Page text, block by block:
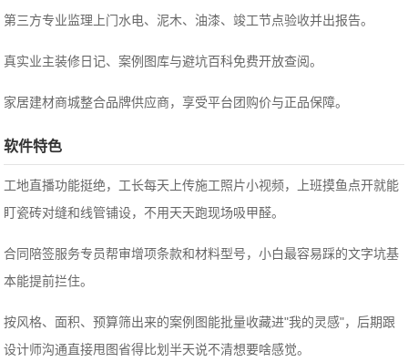
第三方专业监理上门水电、泥木、油漆、竣工节点验收并出报告。
真实业主装修日记、案例图库与避坑百科免费开放查阅。
家居建材商城整合品牌供应商，享受平台团购价与正品保障。
软件特色
工地直播功能挺绝，工长每天上传施工照片小视频，上班摸鱼点开就能
盯瓷砖对缝和线管铺设，不用天天跑现场吸甲醛。
合同陪签服务专员帮审增项条款和材料型号，小白最容易踩的文字坑基
本能提前拦住。
按风格、面积、预算筛出来的案例图能批量收藏进"我的灵感"，后期跟
设计师沟通直接甩图省得比划半天说不清想要啥感觉。